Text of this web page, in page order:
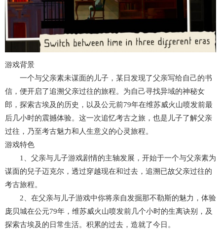
游戏背景
一个与父亲素未谋面的儿子，某日发现了父亲写给自己的书
信，便开启了追溯父亲过往的旅程。为自己寻找异域的神秘女
郎，探索古埃及的历史，以及公元前79年在维苏威火山喷发前最
后几小时的震撼体验。这一次追忆考古之旅，也是儿子了解父亲
过往，乃至考古魅力和人生意义的心灵旅程。
游戏特色
1、父亲与儿子游戏剧情的主轴发展，开始于一个与父亲素为
谋面的兒子迈克尔，透过穿越现在和过去，追溯已故父亲过往的
考古旅程。
2、在父亲与儿子游戏中你将亲自发掘那不勒斯的魅力，体验
庞贝城在公元79年，维苏威火山喷发前几个小时的生离诀别，及
探索古埃及的日常生活。积累的过去，造就了今日。